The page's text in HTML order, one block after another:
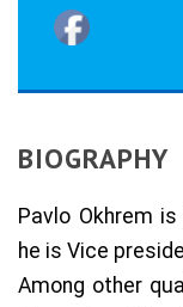
BIOGRAPHY
Pavlo Okhrem
he is Vice
Among other